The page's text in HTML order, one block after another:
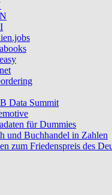
Data Summit
für Dummies
und Buchhandel in Zahlen
zum Friedenspreis des